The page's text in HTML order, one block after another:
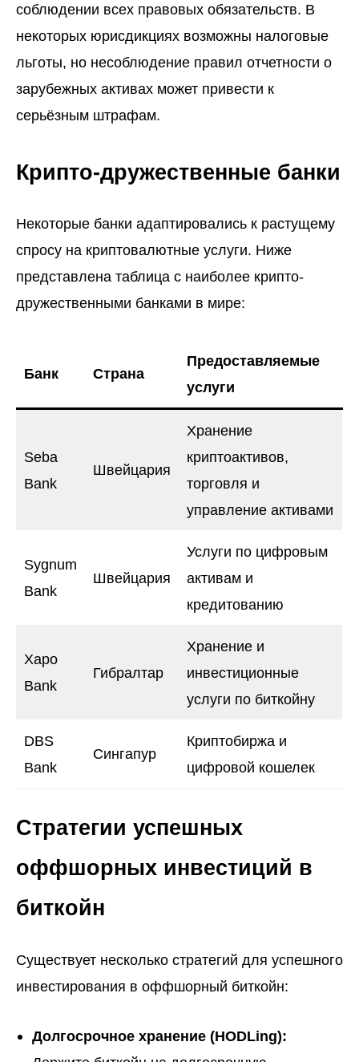
соблюдении всех правовых обязательств. В
некоторых юрисдикциях возможны налоговые
льготы, но несоблюдение правил отчетности о
зарубежных активах может привести к
серьёзным штрафам.
Крипто-дружественные банки
Некоторые банки адаптировались к растущему
спросу на криптовалютные услуги. Ниже
представлена таблица с наиболее крипто-
дружественными банками в мире:
Банк Страна
Предоставляемые
услуги
Seba
Bank
Швейцария
Хранение
криптоактивов,
торговля и
управление активами
Sygnum
Bank
Швейцария
Услуги по цифровым
активам и
кредитованию
Xapo
Bank
Гибралтар
Хранение и
инвестиционные
услуги по биткойну
DBS
Bank
Сингапур
Криптобиржа и
цифровой кошелек
Стратегии успешных
оффшорных инвестиций в
биткойн
Существует несколько стратегий для успешного
инвестирования в оффшорный биткойн:
Долгосрочное хранение (HODLing):